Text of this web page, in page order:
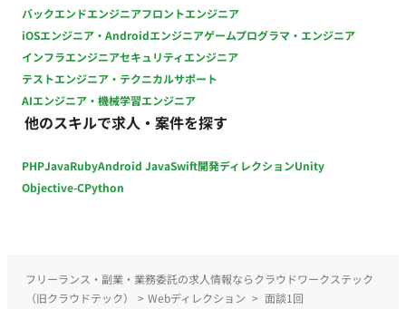
きたい方にマッチする環境です。 ■リモート稼働について ・フ
ルリモート可能 ■働き方 ・別日も網羅的に稼働していただきた
いが、月の中旬ごろに集中的に稼働ができる方
バックエンドエンジニアフロントエンジニア
iOSエンジニア・Androidエンジニアゲームプログラマ・エンジニア
インフラエンジニアセキュリティエンジニア
テストエンジニア・テクニカルサポート
AIエンジニア・機械学習エンジニア
他のスキルで求人・案件を探す
PHPJavaRubyAndroid JavaSwift開発ディレクションUnity
Objective-CPython
フリーランス・副業・業務委託の求人情報ならクラウドワークステック
（旧クラウドテック）
> Webディレクション > 面談1回